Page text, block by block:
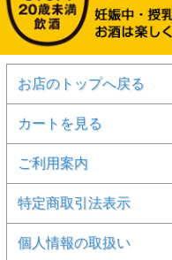
お店のトップへ戻る
カートを見る
ご利用案内
特定商取引法表示
個人情報の取扱い